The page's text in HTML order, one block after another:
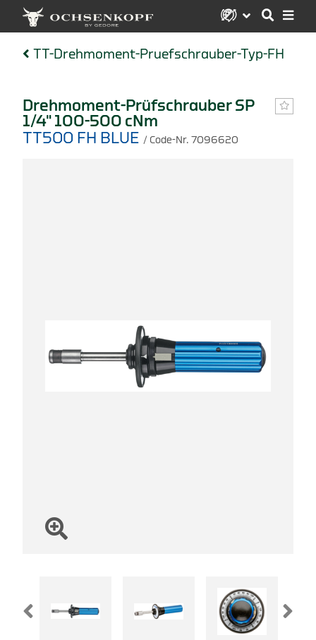
TT-Drehmoment-Pruefschrauber-Typ-FH
Drehmoment-Prüfschrauber SP
1/4" 100-500 cNm
TT500 FH BLUE / Code-Nr. 7096620